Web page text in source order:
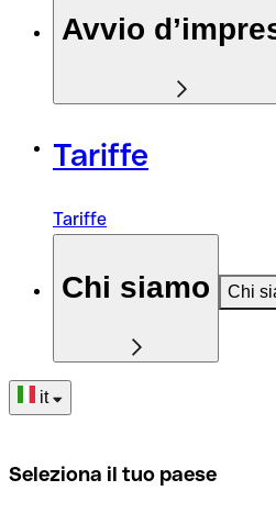
Avvio
Tariffe
Tariffe
Chi siamo Chi
it
Seleziona il tuo paese